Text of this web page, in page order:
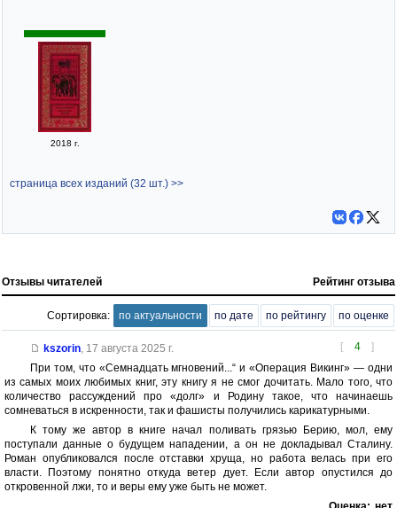
2018 г.
страница всех изданий (32 шт.) >>
Отзывы читателей Рейтинг отзыва
Сортировка: по актуальности по дате по рейтингу по оценке
[ 4 ]
kszorin, 17 августа 2025 г.
При том, что «Семнадцать мгновений...“ и «Операция Викинг» — одни
из самых моих любимых книг, эту книгу я не смог дочитать. Мало того, что
количество рассуждений про «долг» и Родину такое, что начинаешь
сомневаться в искренности, так и фашисты получились карикатурными.
К тому же автор в книге начал поливать грязью Берию, мол, ему
поступали данные о будущем нападении, а он не докладывал Сталину.
Роман опубликовался после отставки хруща, но работа велась при его
власти. Поэтому понятно откуда ветер дует. Если автор опустился до
откровенной лжи, то и веры ему уже быть не может.